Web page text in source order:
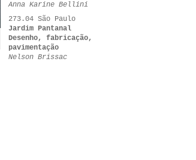
Anna Karine Bellini
273.04 São Paulo
Jardim Pantanal
Desenho, fabricação,
pavimentação
Nelson Brissac